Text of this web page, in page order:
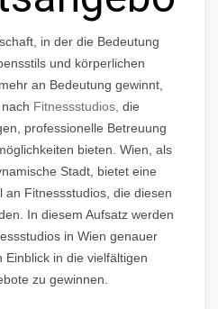
in der die Bedeutung
und körperlichen
an Bedeutung gewinnt,
Fitnessstudios, die
professionelle Betreuung
bieten. Wien, als
Stadt, bietet eine
an Fitnessstudios, die diesen
In diesem Aufsatz werden
in Wien genauer
Einblick in die vielfältigen
zu gewinnen.